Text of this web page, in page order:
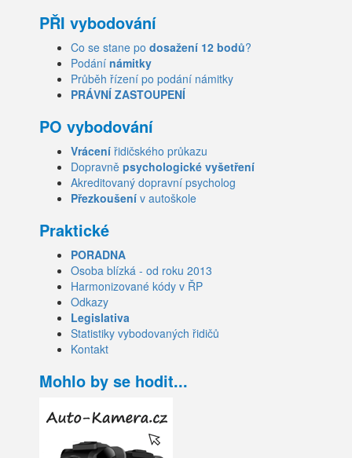
PŘI vybodování
Co se stane po dosažení 12 bodů?
Podání námitky
Průběh řízení po podání námitky
PRÁVNÍ ZASTOUPENÍ
PO vybodování
Vrácení řidičského průkazu
Dopravně psychologické vyšetření
Akreditovaný dopravní psycholog
Přezkoušení v autoškole
Praktické
PORADNA
Osoba blízká - od roku 2013
Harmonizované kódy v ŘP
Odkazy
Legislativa
Statistiky vybodovaných řidičů
Kontakt
Mohlo by se hodit...